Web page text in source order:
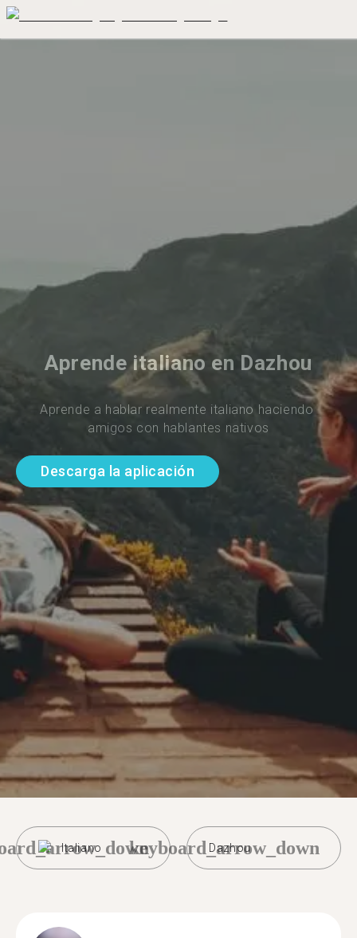
Aprende italiano en Dazhou
Aprende a hablar realmente italiano haciendo
amigos con hablantes nativos
Descarga la aplicación
Italiano Dazhou
keyboard_arrow_down